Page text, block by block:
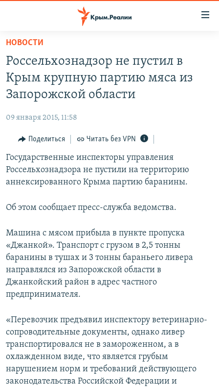
Вернуться
основному
содержанию
Вернутся
главной
навигации
Вернутся
поиску
11 ЛЕТ ОККУПАЦИИ КРЫМА. 11 ИСТОРИЙ СОПРОТИВЛЕНИЯ
ВОДА
ЕЩЕ
ИНТЕРАКТИВ
ИНФОГРАФИКА
ТЕЛЕПРОЕКТ КРЫМ.РЕАЛИИ
ПРОПАВШИЕ БЕЗ ВЕСТИ
КРЫМ.НЕПОКОРЕННЫЙ
УКРАИНСКАЯ ПРОБЛЕМА КРЫМА
РАДІО СВОБОДА
КАК ОБОЙТИ БЛОКИРОВКУ
Українською
Qırımtatar
ПРИСОЕДИНЯЙТЕСЬ!
Все сайты RFE/RL
НОВОСТИ
Россельхознадзор не пустил в
Крым крупную партию мяса из
Запорожской области
09 января 2015, 11:58
Поделиться Читать без VPN
Государственные инспекторы управления
Россельхознадзора не пустили на территорию
аннексированного Крыма партию баранины.
Об этом сообщает пресс-служба ведомства.
Машина с мясом прибыла в пункте пропуска
«Джанкой». Транспорт с грузом в 2,5 тонны
баранины в тушах и 3 тонны бараньего ливера
направлялся из Запорожской области в
Джанкойский район в адрес частного
предпринимателя.
«Перевозчик предъявил инспектору ветеринарно-
сопроводительные документы, однако ливер
транспортировался не в замороженном, а в
охлажденном виде, что является грубым
нарушением норм и требований действующего
законодательства Российской Федерации и